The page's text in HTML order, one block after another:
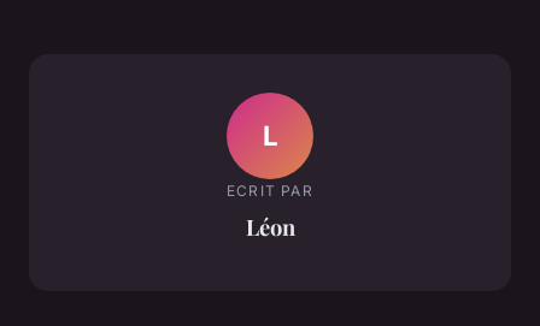
L
ECRIT PAR
Léon